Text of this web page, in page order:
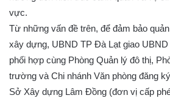
vực.
Từ những vấn đề trên, để đảm bảo
xây dựng, UBND TP Đà Lạt giao
phối hợp cùng Phòng Quản lý đô thị,
trường và Chi nhánh Văn phòng đăng
Sở Xây dựng Lâm Đồng (đơn vị cấp